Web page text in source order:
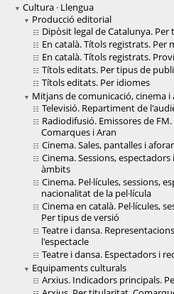
Cultura · Llengua
Producció editorial
Dipòsit legal de Catalunya.
En català. Títols registrats. Per
En català. Títols registrats.
Títols editats. Per tipus de
Títols editats. Per idiomes
Mitjans de comunicació, cinema i
Televisió. Repartiment de
Radiodifusió. Emissores de
Comarques i Aran
Cinema. Sales, pantalles i
Cinema. Sessions,
àmbits
Cinema. Pel·lícules, sessions,
nacionalitat de la pel·lícula
Cinema en català. Pel·lícules,
Per tipus de versió
Teatre i dansa.
l'espectacle
Teatre i dansa. Espectadors i
Equipaments culturals
Arxius. Indicadors principals.